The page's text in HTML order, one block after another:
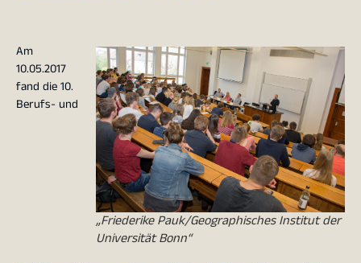
„Friederike Pauk/Geographisches Institut der
Universität Bonn“
Am
10.05.2017
fand die 10.
Berufs- und